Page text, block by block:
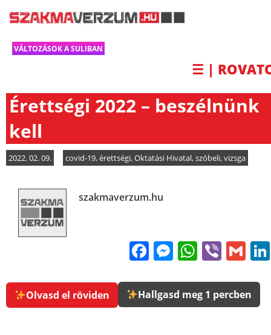
VÁLTOZÁSOK A SULIBAN
☰ |
Érettségi 2022 – beszélnünk
kell
2022. 02. 09. covid-19,érettségi,Oktatási Hivatal,szóbeli,vizsga
szakmaverzum.hu
FacebookViber
Olvasd el röviden Hallgasd meg 1 percben